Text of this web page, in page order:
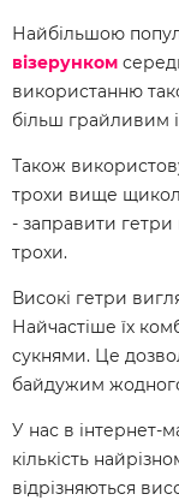
Найбільшою
візерунком
використанню
більш грайливим
Також
трохи вище
- заправити
трохи.
Високі гетри
Найчастіше їх
сукнями. Це
байдужим
У нас в інтернет-
кількість
відрізняються